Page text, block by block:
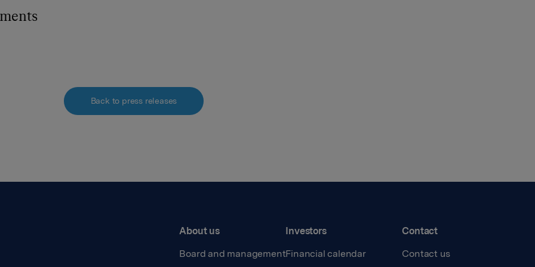
Back to press releases
About us
Board and management
Investors
Financial calendar
Contact
Contact us